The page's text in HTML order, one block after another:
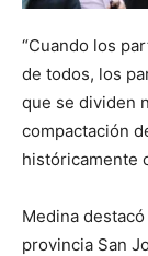
“Cuando los
de todos, los
que se dividen
compactación
históricamente
Medina
provincia San